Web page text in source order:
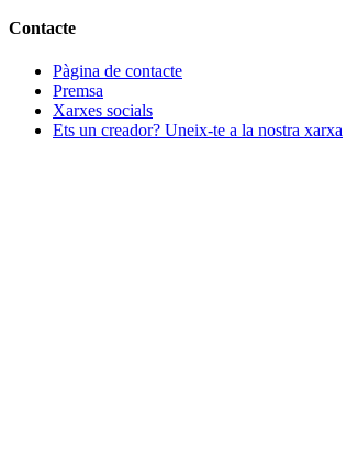
Contacte
Pàgina de contacte
Premsa
Xarxes socials
Ets un creador? Uneix-te a la nostra xarxa